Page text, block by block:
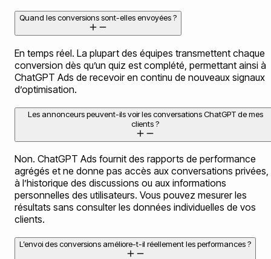
Quand les conversions sont-elles envoyées ?
En temps réel. La plupart des équipes transmettent chaque
conversion dès qu’un quiz est complété, permettant ainsi à
ChatGPT Ads de recevoir en continu de nouveaux signaux
d’optimisation.
Les annonceurs peuvent-ils voir les conversations ChatGPT de mes
clients ?
Non. ChatGPT Ads fournit des rapports de performance
agrégés et ne donne pas accès aux conversations privées,
à l’historique des discussions ou aux informations
personnelles des utilisateurs. Vous pouvez mesurer les
résultats sans consulter les données individuelles de vos
clients.
L’envoi des conversions améliore-t-il réellement les performances ?